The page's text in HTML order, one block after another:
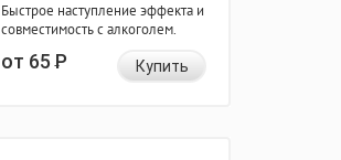
Быстрое наступление эффекта и
совместимость с алкоголем.
от 65Р Купить